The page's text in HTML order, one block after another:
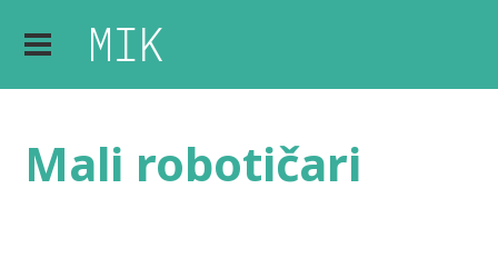
Mali robotičari